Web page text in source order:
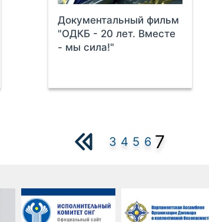
Документальный фильм
"ОДКБ - 20 лет. Вместе
- мы сила!"
3 4 5 6 7